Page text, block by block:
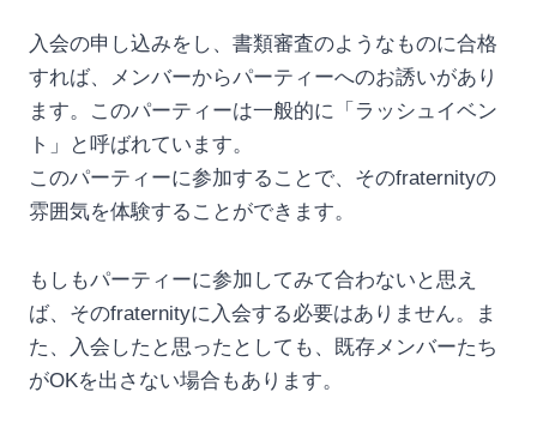
入会の申し込みをし、書類審査のようなものに合格
すれば、メンバーからパーティーへのお誘いがあり
ます。このパーティーは一般的に「ラッシュイベン
ト」と呼ばれています。
このパーティーに参加することで、そのfraternityの
雰囲気を体験することができます。
もしもパーティーに参加してみて合わないと思え
ば、そのfraternityに入会する必要はありません。ま
た、入会したと思ったとしても、既存メンバーたち
がOKを出さない場合もあります。